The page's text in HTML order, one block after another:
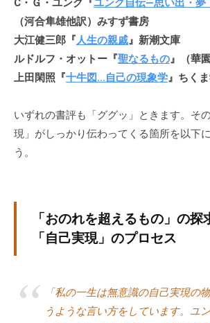
に
ご
く
さ
い
。
C・Ｇ・ユング『ユング自伝―思い出・夢
（河合隼雄他訳）みすず書房
大江健三郎『人生の親戚』新潮文庫
ルドルフ・オットー『聖なるもの』（華
上田閑照『十牛図…自己の現象学』ちく
いずれの書評も「ググッ」ときます。そ
現」がしっかり伝わってくる箇所を以下
う。
「おのれを超えるもの」の
「自己実現」のプロセス
「私の一生は無意識の自己実現の
うような言い方をしています。ユ